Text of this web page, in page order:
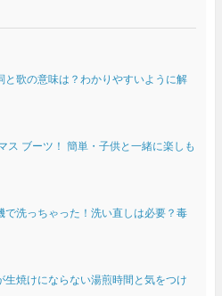
と歌の意味は？わかりやすいように解
ス ブーツ！ 簡単・子供と一緒に楽しも
で洗っちゃった！洗い直しは必要？毒
生焼けにならない湯煎時間と気をつけ